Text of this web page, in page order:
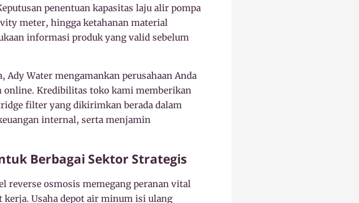
penentuan kapasitas laju alir pompa
meter, hingga ketahanan material
informasi produk yang valid sebelum
Water mengamankan perusahaan Anda
Kredibilitas toko kami memberikan
filter yang dikirimkan berada dalam
internal, serta menjamin
Berbagai Sektor Strategis
reverse osmosis memegang peranan vital
Usaha depot air minum isi ulang